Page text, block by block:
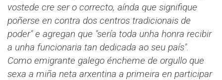
vostede cre ser o correcto, aínda que signifique
poñerse en contra dos centros tradicionais de
poder" e agregan que "sería toda unha honra recibir
a unha funcionaria tan dedicada ao seu país".
Como emigrante galego éncheme de orgullo que
sexa a miña neta arxentina a primeira en participar